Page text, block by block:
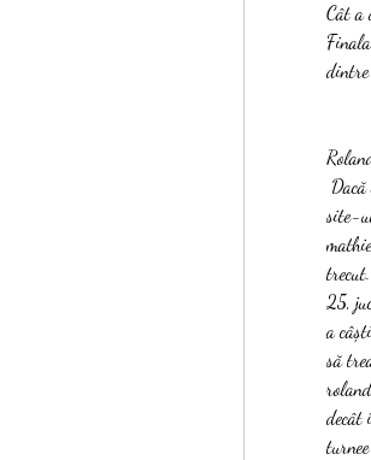
Cât a
dintre
site-
25,
a
să
decât